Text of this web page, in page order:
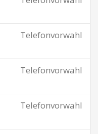
Telefonvorwahl
Telefonvorwahl
Telefonvorwahl